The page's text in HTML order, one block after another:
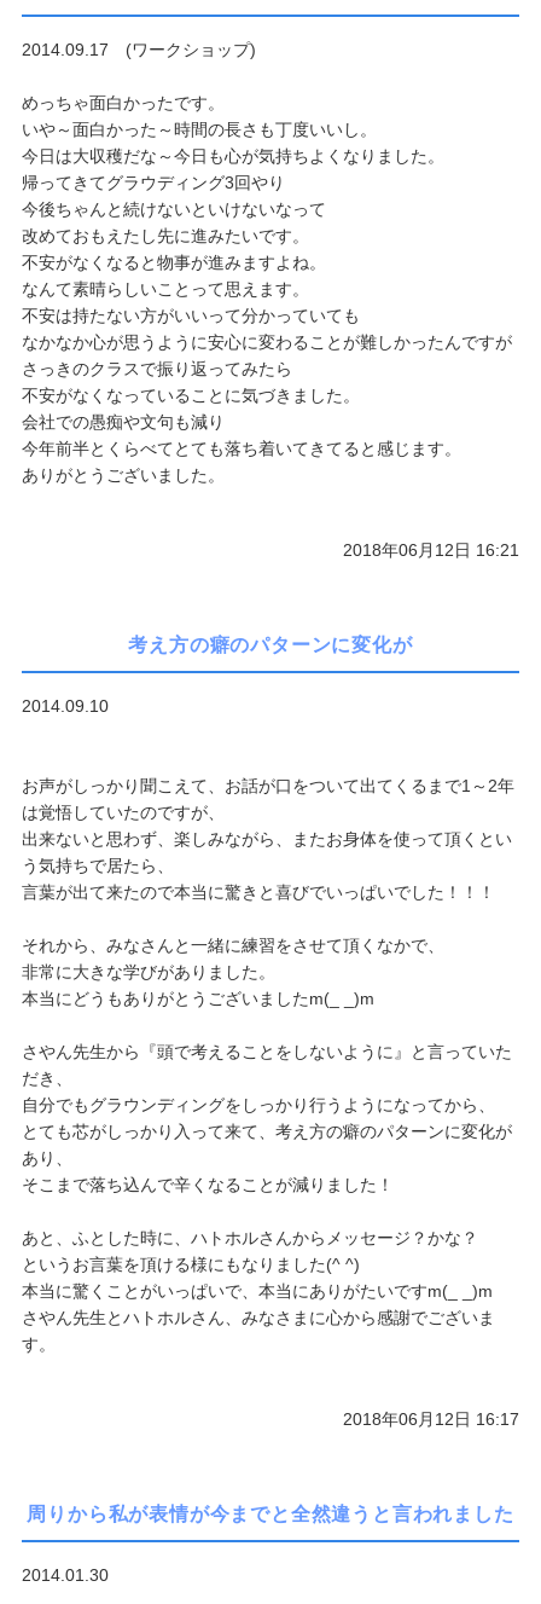
2014.09.17 (ワークショップ)
めっちゃ面白かったです。
いや～面白かった～時間の長さも丁度いいし。
今日は大収穫だな～今日も心が気持ちよくなりました。
帰ってきてグラウディング3回やり
今後ちゃんと続けないといけないなって
改めておもえたし先に進みたいです。
不安がなくなると物事が進みますよね。
なんて素晴らしいことって思えます。
不安は持たない方がいいって分かっていても
なかなか心が思うよう に安心に変わることが難しかったんですが
さっきのクラスで振り返 ってみたら
不安がなくなっていることに気づきました。
会社での愚痴や文句も減り
今年前半とくらべてとても落ち着いてき てると感じます。
ありがとうございました。
2018年06月12日 16:21
考え方の癖のパターンに変化が
2014.09.10
お声がしっかり聞こえて、お話が口をついて出てくるまで1～ 2年
は覚悟していたのですが、
出来ないと思わず、楽しみながら、
またお身体を使って頂くとい
う気持ちで居たら、
言葉が出て来たので本当に驚きと喜びでいっぱいでした！！！
それから、みなさんと一緒に練習をさせて頂くなかで、
非常に大きな学びがありました。
本当にどうもありがとうございましたm(_ _)m
さやん先生から『頭で考えることをしないように』
と言っていた
だき、
自分でもグラウンディングをしっかり行うようになってから、
とても芯がしっかり入って来て、 考え方の癖のパターンに変化が
あり、
そこまで落ち込んで辛くなることが減りました！
あと、ふとした時に、ハトホルさんからメッセージ？かな？
というお言葉を頂ける様にもなりました(^ ^)
本当に驚くことがいっぱいで、本当にありがたいですm(_ _)m
さやん先生とハトホルさん、みなさまに心から感謝でございま
す。
2018年06月12日 16:17
周りから私が表情が今までと全然違うと言われました
2014.01.30